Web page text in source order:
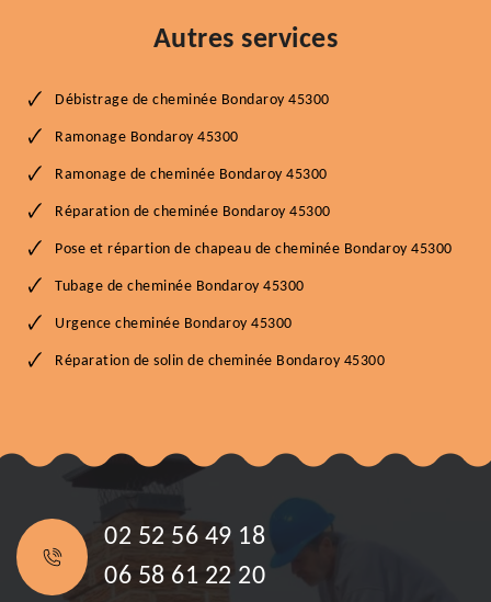
Autres services
Débistrage de cheminée Bondaroy 45300
Ramonage Bondaroy 45300
Ramonage de cheminée Bondaroy 45300
Réparation de cheminée Bondaroy 45300
Pose et répartion de chapeau de cheminée Bondaroy 45300
Tubage de cheminée Bondaroy 45300
Urgence cheminée Bondaroy 45300
Réparation de solin de cheminée Bondaroy 45300
02 52 56 49 18
06 58 61 22 20